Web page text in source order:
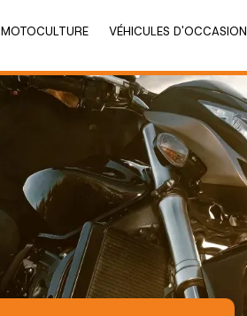
MOTOCULTURE VÉHICULES D'OCCASION